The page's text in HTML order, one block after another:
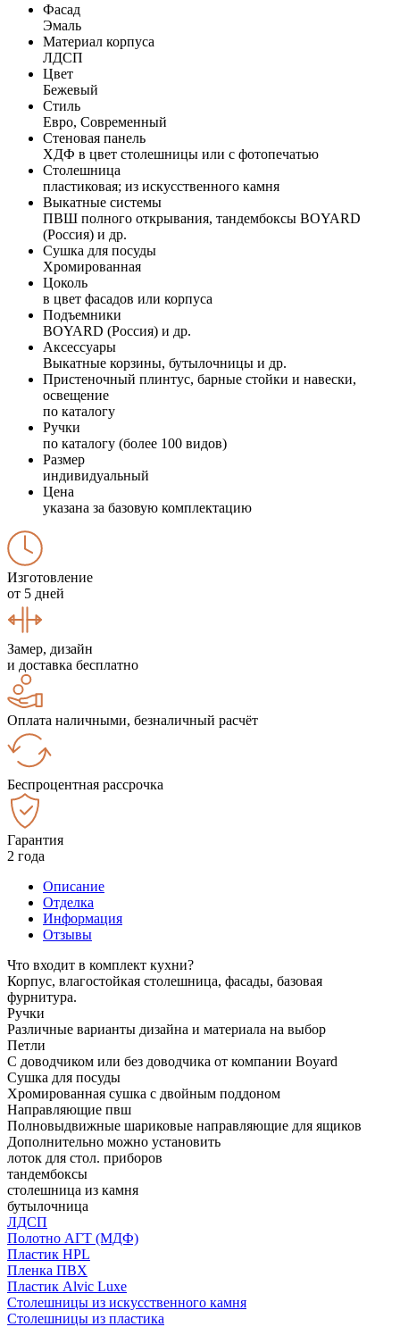
Фасад
Эмаль
Материал корпуса
ЛДСП
Цвет
Бежевый
Стиль
Евро, Современный
Стеновая панель
ХДФ в цвет столешницы или с фотопечатью
Столешница
пластиковая; из искусственного камня
Выкатные системы
ПВШ полного открывания, тандембоксы BOYARD
(Россия) и др.
Сушка для посуды
Хромированная
Цоколь
в цвет фасадов или корпуса
Подъемники
BOYARD (Россия) и др.
Аксессуары
Выкатные корзины, бутылочницы и др.
Пристеночный плинтус, барные стойки и навески,
освещение
по каталогу
Ручки
по каталогу (более 100 видов)
Размер
индивидуальный
Цена
указана за базовую комплектацию
Изготовление
от 5 дней
Замер, дизайн
и доставка бесплатно
Оплата наличными, безналичный расчёт
Беспроцентная рассрочка
Гарантия
2 года
Описание
Отделка
Информация
Отзывы
Что входит в комплект кухни?
Корпус, влагостойкая столешница, фасады, базовая
фурнитура.
Ручки
Различные варианты дизайна и материала на выбор
Петли
С доводчиком или без доводчика от компании Boyard
Сушка для посуды
Хромированная сушка с двойным поддоном
Направляющие пвш
Полновыдвижные шариковые направляющие для ящиков
Дополнительно можно установить
лоток для стол. приборов
тандембоксы
столешница из камня
бутылочница
ЛДСП
Полотно АГТ (МДФ)
Пластик HPL
Пленка ПВХ
Пластик Alvic Luxe
Столешницы из искусственного камня
Столешницы из пластика